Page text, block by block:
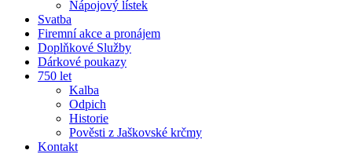
Nápojový lístek
Svatba
Firemní akce a pronájem
Doplňkové Služby
Dárkové poukazy
750 let
Kalba
Odpich
Historie
Pověsti z Jaškovské krčmy
Kontakt